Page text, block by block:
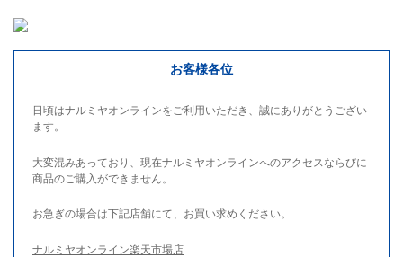
お客様各位
日頃はナルミヤオンラインをご利用いただき、誠にありがとうござい
ます。
大変混みあっており、現在ナルミヤオンラインへのアクセスならびに
商品のご購入ができません。
お急ぎの場合は下記店舗にて、お買い求めください。
ナルミヤオンライン楽天市場店